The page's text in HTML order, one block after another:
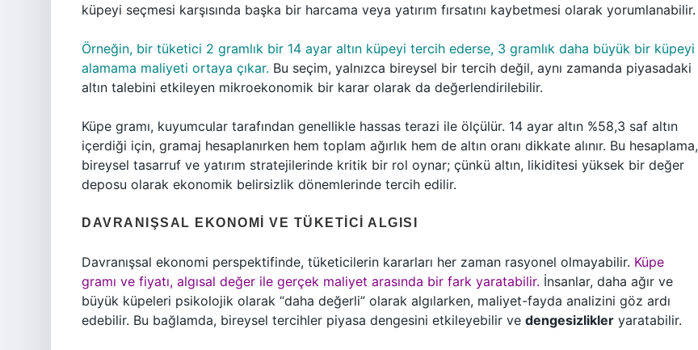
küpeyi seçmesi karşısında başka bir harcama veya yatırım fırsatını kaybetmesi olarak yorumlanabilir.
Örneğin, bir tüketici 2 gramlık bir 14 ayar altın küpeyi tercih ederse, 3 gramlık daha büyük bir küpeyi
alamama maliyeti ortaya çıkar. Bu seçim, yalnızca bireysel bir tercih değil, aynı zamanda piyasadaki
altın talebini etkileyen mikroekonomik bir karar olarak da değerlendirilebilir.
Küpe gramı, kuyumcular tarafından genellikle hassas terazi ile ölçülür. 14 ayar altın %58,3 saf altın
içerdiği için, gramaj hesaplanırken hem toplam ağırlık hem de altın oranı dikkate alınır. Bu hesaplama,
bireysel tasarruf ve yatırım stratejilerinde kritik bir rol oynar; çünkü altın, likiditesi yüksek bir değer
deposu olarak ekonomik belirsizlik dönemlerinde tercih edilir.
DAVRANIŞSAL EKONOMI VE TÜKETICI ALGISI
Davranışsal ekonomi perspektifinde, tüketicilerin kararları her zaman rasyonel olmayabilir. Küpe
gramı ve fiyatı, algısal değer ile gerçek maliyet arasında bir fark yaratabilir. İnsanlar, daha ağır ve
büyük küpeleri psikolojik olarak “daha değerli” olarak algılarken, maliyet-fayda analizini göz ardı
edebilir. Bu bağlamda, bireysel tercihler piyasa dengesini etkileyebilir ve dengesizlikler yaratabilir.